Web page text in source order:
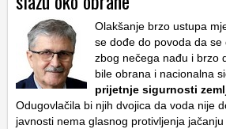
Olakšanje brzo ustupa
se dođe do povoda da
zbog nečega nađu i brzo
bile obrana i nacionalna
prijetnje sigurnosti
Odugovlačila bi njih dvojica da voda nije
javnosti nema glasnog protivljenja